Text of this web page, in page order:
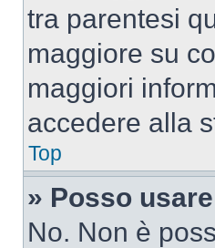
tra parentesi
maggiore su
maggiori
accedere alla
Top
» Posso usare
No. Non è